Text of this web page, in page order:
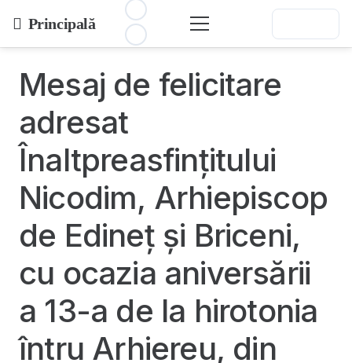
Principală
Mesaj de felicitare
adresat
Înaltpreasfințitului
Nicodim, Arhiepiscop
de Edineț și Briceni,
cu ocazia aniversării
a 13-a de la hirotonia
întru Arhiereu, din